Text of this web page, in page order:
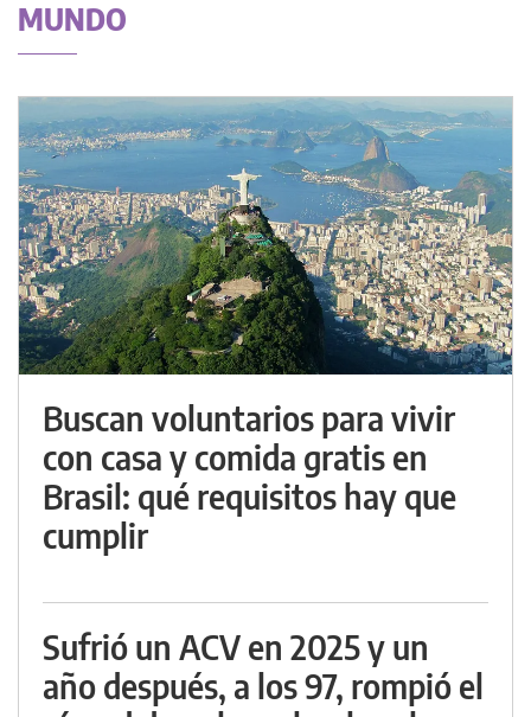
MUNDO
Buscan voluntarios para vivir
con casa y comida gratis en
Brasil: qué requisitos hay que
cumplir
Sufrió un ACV en 2025 y un
año después, a los 97, rompió el